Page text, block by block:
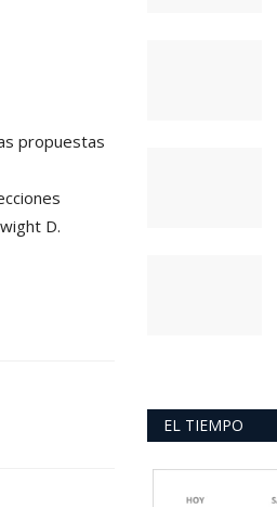
propuestas
D.
EL TIEMPO